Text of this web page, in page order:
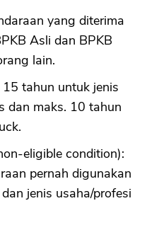
yang diterima
Asli dan BPKB
lain.
tahun untuk jenis
dan maks. 10 tahun
eligible condition):
pernah digunakan
jenis usaha/profesi